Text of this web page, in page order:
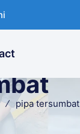
pipa tersumbat